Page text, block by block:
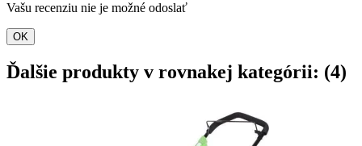
Vašu recenziu nie je možné odoslať
OK
Ďalšie produkty v rovnakej kategórii: (4)